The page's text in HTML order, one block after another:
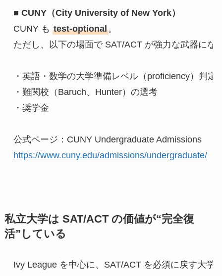
■ CUNY（City University of New York）
CUNY も test-optional。
ただし、以下の場面で SAT/ACT が強力な武器にな
・英語・数学の大学準備レベル（proficiency）判定
・難関校（Baruch、Hunter）の選考
・奨学金
公式ページ：CUNY Undergraduate Admissions
https://www.cuny.edu/admissions/undergraduate/
私立大学は SAT/ACT の価値が“完全復
活”している
Ivy League を中心に、SAT/ACT を必須に戻す大学